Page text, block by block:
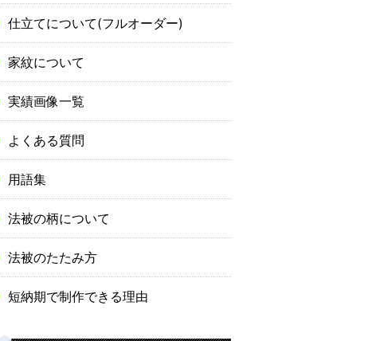
仕立てについて(フルオーダー)
家紋について
実績画像一覧
よくある質問
用語集
法被の柄について
法被のたたみ方
短納期で制作できる理由